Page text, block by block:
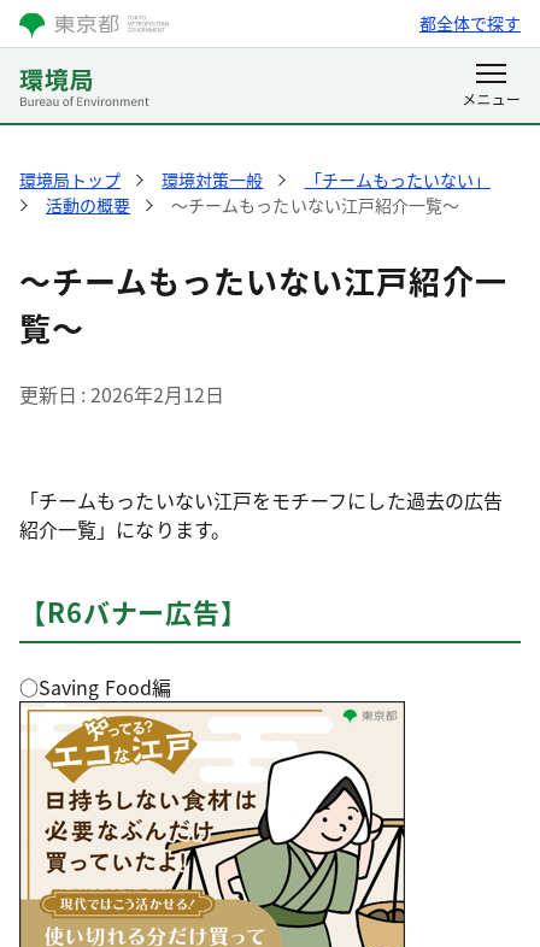
都全体で探す
環境局トップ 環境対策一般
「チームもったいない」
活動の概要
～チームもったいない江戸紹介一覧～
～チームもったいない江戸紹介一
覧～
更新日 2026年2月12日
「チームもったいない江戸をモチーフにした過去の広告
紹介一覧」になります。
【R6バナー広告】
○Saving Food編